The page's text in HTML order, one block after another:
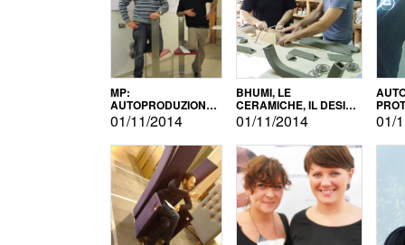
MP:
AUTOPRODUZIONE
E INNOVAZIONE
01/11/2014
BHUMI, LE
CERAMICHE, IL DESIGN
E L'AUTOPRODUZIONE
01/11/2014 01/